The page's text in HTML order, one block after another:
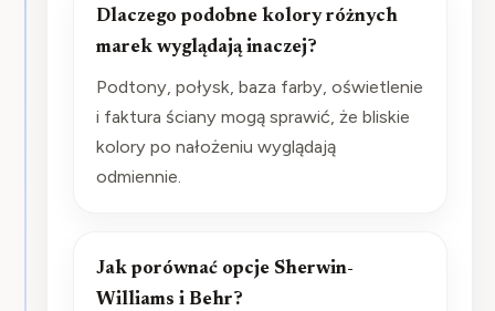
Dlaczego podobne kolory różnych
marek wyglądają inaczej?
Podtony, połysk, baza farby, oświetlenie
i faktura ściany mogą sprawić, że bliskie
kolory po nałożeniu wyglądają
odmiennie.
Jak porównać opcje Sherwin-
Williams i Behr?